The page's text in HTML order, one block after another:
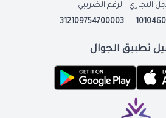
التجاري
الرقم الضريبي
312109754700003
تطبيق الجوال